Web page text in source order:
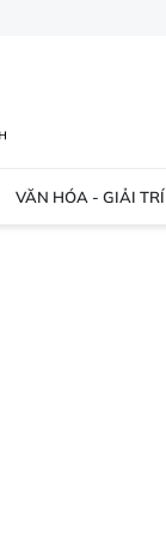
VĂN HÓA - GIẢI TRÍ